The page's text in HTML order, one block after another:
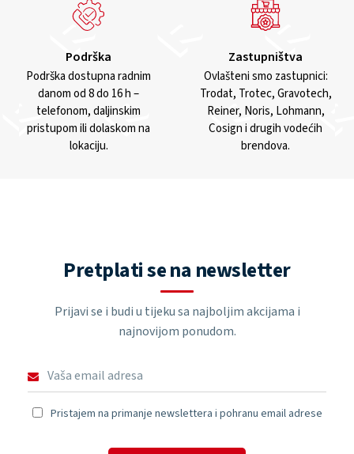
Podrška
Podrška dostupna radnim
danom od 8 do 16 h –
telefonom, daljinskim
pristupom ili dolaskom na
lokaciju.
Zastupništva
Ovlašteni smo zastupnici:
Trodat, Trotec, Gravotech,
Reiner, Noris, Lohmann,
Cosign i drugih vodećih
brendova.
Pretplati se na newsletter
Prijavi se i budi u tijeku sa najboljim akcijama i
najnovijom ponudom.
Pristajem na primanje newslettera i pohranu email adrese